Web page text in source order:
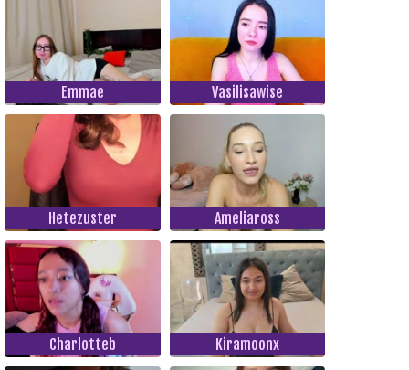
Emmae Vasilisawise
Hetezuster Ameliaross
Charlotteb Kiramoonx